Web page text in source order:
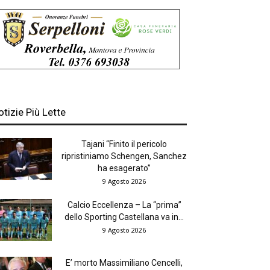
Più Lette
Tajani “Finito il pericolo
ripristiniamo Schengen, Sanchez
ha esagerato”
9 Agosto 2026
Calcio Eccellenza – La “prima”
dello Sporting Castellana va in...
9 Agosto 2026
E’ morto Massimiliano Cencelli,